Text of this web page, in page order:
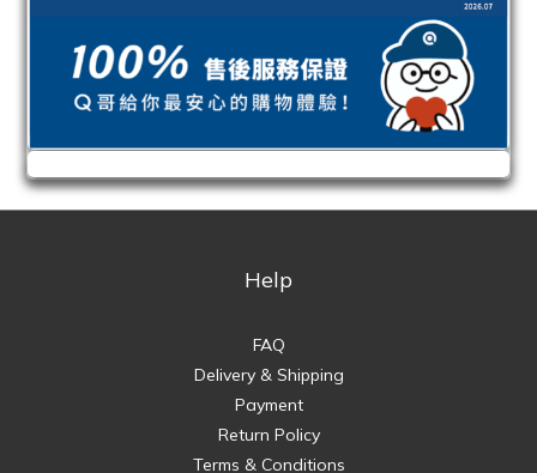
Help
FAQ
Delivery & Shipping
Payment
Return Policy
Terms & Conditions